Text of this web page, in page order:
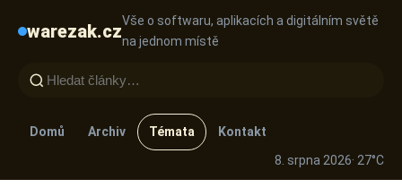
warezak.czVše o softwaru, aplikacích a digitálním světě
na jednom místě
Domů Archiv Témata
Kontakt
8. srpna 2026· 27°C